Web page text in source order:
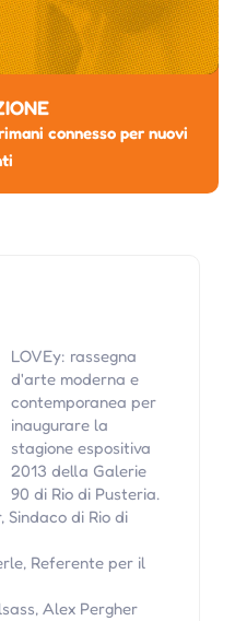
connesso per nuovi
LOVEy: rassegna
d'arte moderna e
contemporanea per
inaugurare la
stagione espositiva
2013 della Galerie
90 di Rio di Pusteria.
Sindaco di Rio di
Referente per il
Alex Pergher